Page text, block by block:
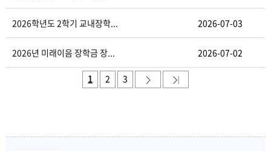
2026학년도 2학기 교내장학... 2026-07-03
2026년 미래이음 장학금 장... 2026-07-02
1 2 3